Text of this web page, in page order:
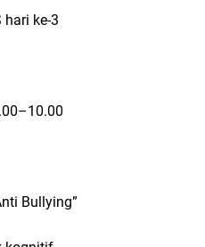
Hewan Qurban dari
Husada Balongpanggang
hari ke-3
Bullying”